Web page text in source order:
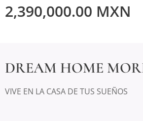
2,390,000.00 MXN
DREAM HOME
VIVE EN LA CASA DE TUS SUEÑOS